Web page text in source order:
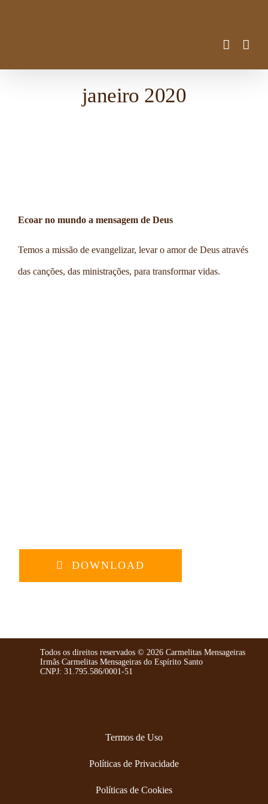
janeiro 2020
Ecoar no mundo a mensagem de Deus
Temos a missão de evangelizar, levar o amor de Deus através
das canções, das ministrações, para transformar vidas.
DOWNLOAD
Todos os direitos reservados ©️ 2026 Carmelitas Mensageiras
Irmãs Carmelitas Mensageiras do Espírito Santo
CNPJ: 31.795.586/0001-51
Termos de Uso
Políticas de Privacidade
Políticas de Cookies